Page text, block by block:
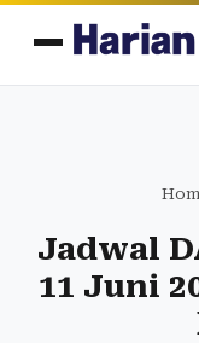
Jadwal
11 Juni